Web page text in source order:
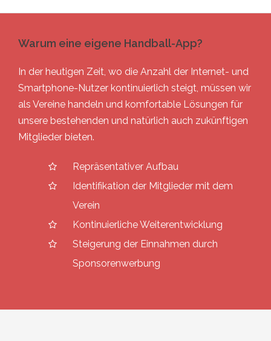
Warum eine eigene Handball-App?
In der heutigen Zeit, wo die Anzahl der Internet- und
Smartphone-Nutzer kontinuierlich steigt, müssen wir
als Vereine handeln und komfortable Lösungen für
unsere bestehenden und natürlich auch zukünftigen
Mitglieder bieten.
Repräsentativer Aufbau
Identifikation der Mitglieder mit dem
Verein
Kontinuierliche Weiterentwicklung
Steigerung der Einnahmen durch
Sponsorenwerbung